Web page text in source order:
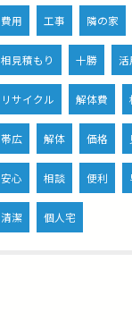
費用 工事 隣の家
相見積もり 十勝 活
リサイクル 解体費
帯広 解体 価格
安心 相談 便利
清潔 個人宅